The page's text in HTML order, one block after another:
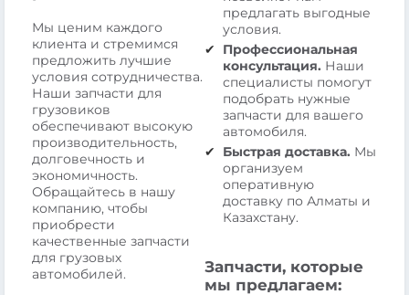
Мы ценим каждого
клиента и стремимся
предложить лучшие
условия сотрудничества.
Наши запчасти для
грузовиков
обеспечивают высокую
производительность,
долговечность и
экономичность.
Обращайтесь в нашу
компанию, чтобы
приобрести
качественные запчасти
для грузовых
автомобилей.
предлагать выгодные
условия.
Профессиональная
консультация. Наши
специалисты помогут
подобрать нужные
запчасти для вашего
автомобиля.
Быстрая доставка. Мы
организуем
оперативную
доставку по Алматы и
Казахстану.
Запчасти, которые
мы предлагаем: